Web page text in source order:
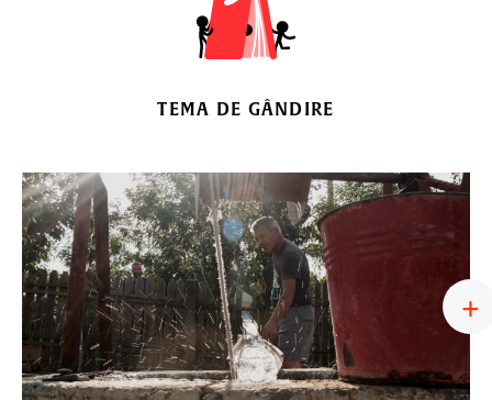
TEMA DE GÂNDIRE